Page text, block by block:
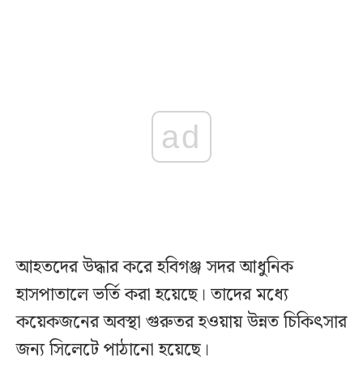
ad
আহতদের উদ্ধার করে হবিগঞ্জ সদর আধুনিক
হাসপাতালে ভর্তি করা হয়েছে। তাদের মধ্যে
কয়েকজনের অবস্থা গুরুতর হওয়ায় উন্নত চিকিৎসার
জন্য সিলেটে পাঠানো হয়েছে।